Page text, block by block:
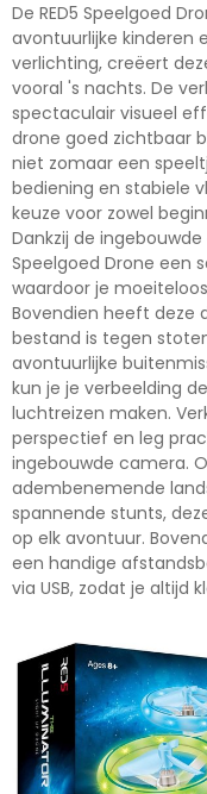
De RED5 Speelgoed
avontuurlijke kinderen
verlichting, creëert
vooral 's nachts. De
spectaculair visueel
drone goed zichtbaar
niet zomaar een
bediening en stabiele
keuze voor zowel
Dankzij de
Speelgoed Drone een
waardoor je
Bovendien heeft deze
bestand is tegen
avontuurlijke
kun je je verbeelding
luchtreizen maken.
perspectief en leg
ingebouwde camera.
adembenemende
spannende stunts,
op elk avontuur.
een handige
via USB, zodat je altijd